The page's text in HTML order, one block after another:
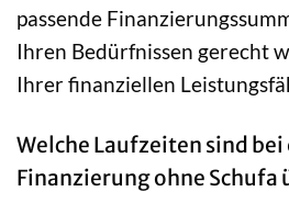
passende
Ihren Bedürfnissen gerecht
Ihrer finanziellen
Welche Laufzeiten sind bei
Finanzierung ohne Schufa